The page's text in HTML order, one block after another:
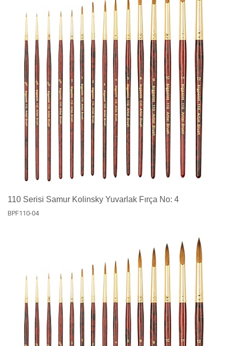
110 Serisi Samur Kolinsky Yuvarlak Fırça No: 4
BPF110-04